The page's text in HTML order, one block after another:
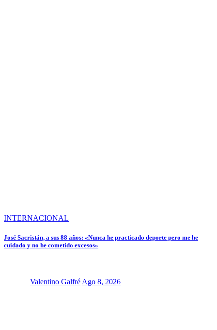
INTERNACIONAL
José Sacristán, a sus 88 años: «Nunca he practicado deporte pero me he
cuidado y no he cometido excesos»
Valentino Galfré Ago 8, 2026